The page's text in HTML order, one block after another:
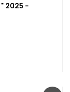
" 2025 -